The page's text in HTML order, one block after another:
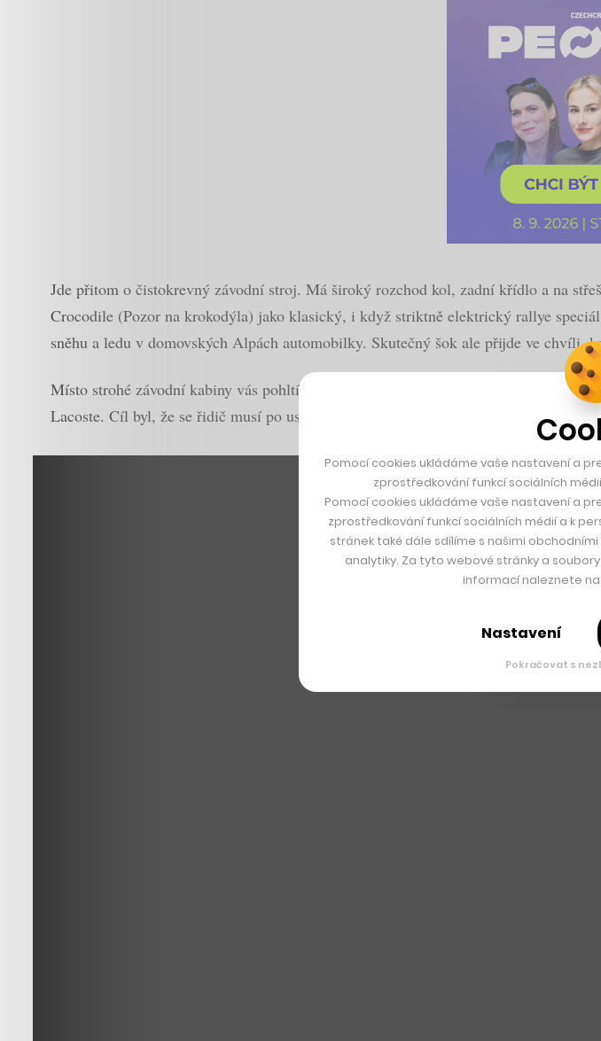
Jde přitom o čistokrevný závodní stroj. Má široký rozchod kol, zadní křídlo a na
Crocodile (Pozor na krokodýla) jako klasický, i když striktně elektrický rallye
sněhu a ledu v domovských Alpách automobilky. Skutečný šok ale přijde ve chvíli,
Místo strohé závodní kabiny vás pohltí agresivní červený prostor. Designérské
Lacoste. Cíl byl, že se řidič musí po usednutí za volant cítit tak, jako by vstoupil do
Pomocí cookies ukládáme vaše nastavení a
zprostředkování funkcí sociálních
Pomocí cookies ukládáme vaše nastavení a
zprostředkování funkcí sociálních médií a k
stránek také dále sdílíme s našimi
analytiky. Za tyto webové stránky a
informací naleznete
Nastavení
Pokračovat s